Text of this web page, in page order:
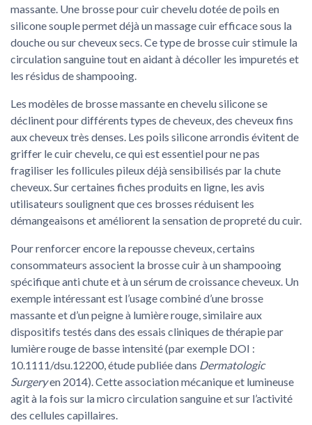
massante. Une brosse pour cuir chevelu dotée de poils en
silicone souple permet déjà un massage cuir efficace sous la
douche ou sur cheveux secs. Ce type de brosse cuir stimule la
circulation sanguine tout en aidant à décoller les impuretés et
les résidus de shampooing.
Les modèles de brosse massante en chevelu silicone se
déclinent pour différents types de cheveux, des cheveux fins
aux cheveux très denses. Les poils silicone arrondis évitent de
griffer le cuir chevelu, ce qui est essentiel pour ne pas
fragiliser les follicules pileux déjà sensibilisés par la chute
cheveux. Sur certaines fiches produits en ligne, les avis
utilisateurs soulignent que ces brosses réduisent les
démangeaisons et améliorent la sensation de propreté du cuir.
Pour renforcer encore la repousse cheveux, certains
consommateurs associent la brosse cuir à un shampooing
spécifique anti chute et à un sérum de croissance cheveux. Un
exemple intéressant est l’usage combiné d’une brosse
massante et d’un peigne à lumière rouge, similaire aux
dispositifs testés dans des essais cliniques de thérapie par
lumière rouge de basse intensité (par exemple DOI :
10.1111/dsu.12200, étude publiée dans Dermatologic
Surgeryen 2014). Cette association mécanique et lumineuse
agit à la fois sur la micro circulation sanguine et sur l’activité
des cellules capillaires.